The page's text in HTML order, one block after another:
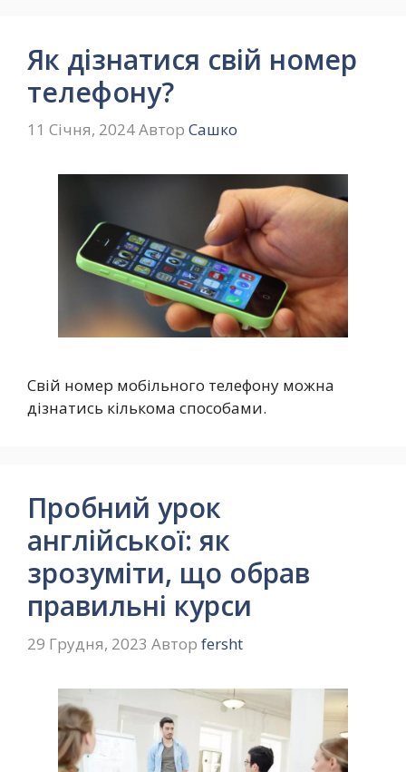
Як дізнатися свій номер
телефону?
11 Січня, 2024Автор Сашко
Свій номер мобільного телефону можна
дізнатись кількома способами.
Пробний урок
англійської: як
зрозуміти, що обрав
правильні курси
29 Грудня, 2023 Автор fersht